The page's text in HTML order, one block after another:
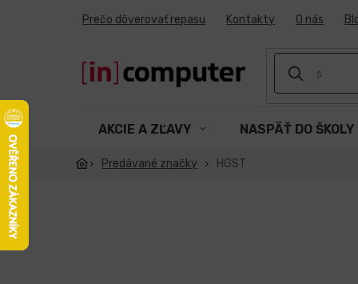
Prečo dôverovať repasu Kontakty O nás
AKCIE A ZĽAVY NASPÄŤ DO ŠKOLY
Predávané značky HGST